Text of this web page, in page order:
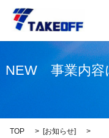
NEW 事業内容
TOP [お知らせ]